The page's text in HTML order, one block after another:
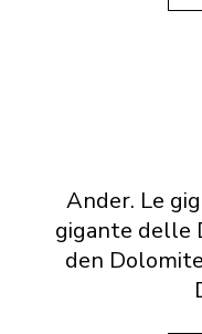
Ander. Le
gigante delle
den